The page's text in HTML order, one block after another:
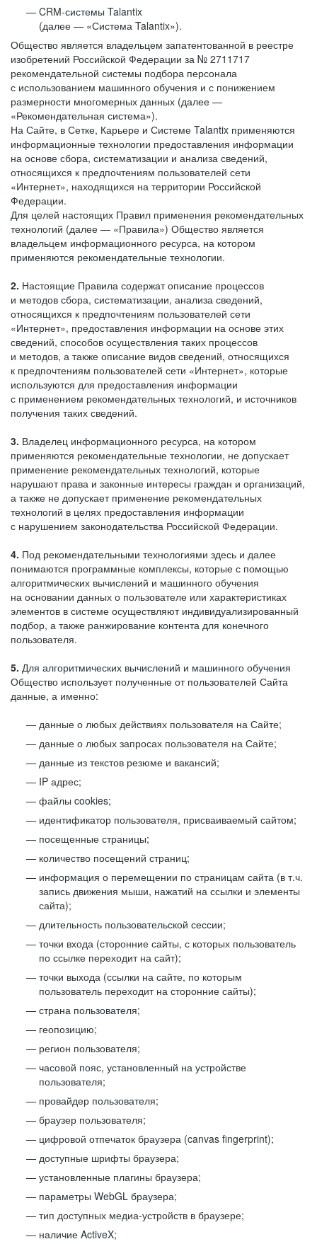
CRM-системы Talantix
(далее — «Система Talantix»).
Общество является владельцем запатентованной в реестре
изобретений Российской Федерации за № 2711717
рекомендательной системы подбора персонала
с использованием машинного обучения и с понижением
размерности многомерных данных (далее —
«Рекомендательная система»).
На Сайте, в Сетке, Карьере и Системе Talantix применяются
информационные технологии предоставления информации
на основе сбора, систематизации и анализа сведений,
относящихся к предпочтениям пользователей сети
«Интернет», находящихся на территории Российской
Федерации.
Для целей настоящих Правил применения рекомендательных
технологий (далее — «Правила») Общество является
владельцем информационного ресурса, на котором
применяются рекомендательные технологии.
2. Настоящие Правила содержат описание процессов
и методов сбора, систематизации, анализа сведений,
относящихся к предпочтениям пользователей сети
«Интернет», предоставления информации на основе этих
сведений, способов осуществления таких процессов
и методов, а также описание видов сведений, относящихся
к предпочтениям пользователей сети «Интернет», которые
используются для предоставления информации
с применением рекомендательных технологий, и источников
получения таких сведений.
3. Владелец информационного ресурса, на котором
применяются рекомендательные технологии, не допускает
применение рекомендательных технологий, которые
нарушают права и законные интересы граждан и организаций,
а также не допускает применение рекомендательных
технологий в целях предоставления информации
с нарушением законодательства Российской Федерации.
4. Под рекомендательными технологиями здесь и далее
понимаются программные комплексы, которые с помощью
алгоритмических вычислений и машинного обучения
на основании данных о пользователе или характеристиках
элементов в системе осуществляют индивидуализированный
подбор, а также ранжирование контента для конечного
пользователя.
5. Для алгоритмических вычислений и машинного обучения
Общество использует полученные от пользователей Сайта
данные, а именно:
данные о любых действиях пользователя на Сайте;
данные о любых запросах пользователя на Сайте;
данные из текстов резюме и вакансий;
IP адрес;
файлы cookies;
идентификатор пользователя, присваиваемый сайтом;
посещенные страницы;
количество посещений страниц;
информация о перемещении по страницам сайта (в т.ч.
запись движения мыши, нажатий на ссылки и элементы
сайта);
длительность пользовательской сессии;
точки входа (сторонние сайты, с которых пользователь
по ссылке переходит на сайт);
точки выхода (ссылки на сайте, по которым
пользователь переходит на сторонние сайты);
страна пользователя;
геопозицию;
регион пользователя;
часовой пояс, установленный на устройстве
пользователя;
провайдер пользователя;
браузер пользователя;
цифровой отпечаток браузера (canvas fingerprint);
доступные шрифты браузера;
установленные плагины браузера;
параметры WebGL браузера;
тип доступных медиа-устройств в браузере;
наличие ActiveX;